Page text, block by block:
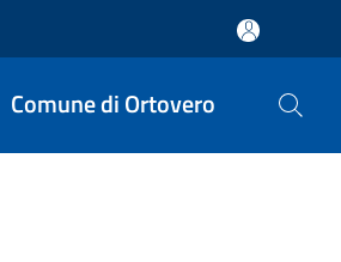
Comune di Ortovero